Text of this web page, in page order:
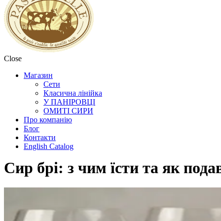
Close
Магазин
Сети
Класична лінійка
У ПАНІРОВЦІ
ОМИТІ СИРИ
Про компанію
Блог
Контакти
English Сatalog
Сир брі: з чим їсти та як